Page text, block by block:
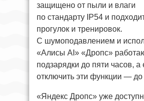
защищено от пыли и влаги
по стандарту IP54 и
прогулок и тренировок.
С шумоподавлением и
«Алисы AI» «Дропс»
подзарядки до пяти часов, а
отключить эти функции — до
«Яндекс Дропс» уже